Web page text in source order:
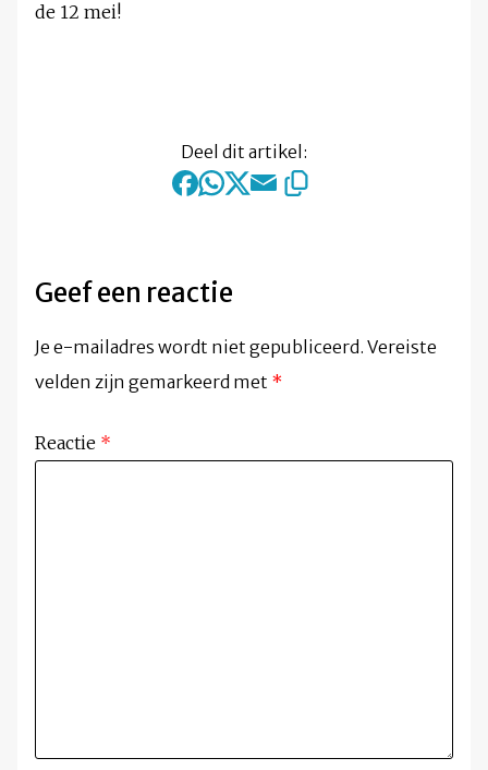
de 12 mei!
Deel dit artikel:
Geef een reactie
Je e-mailadres wordt niet gepubliceerd. Vereiste
velden zijn gemarkeerd met *
Reactie *